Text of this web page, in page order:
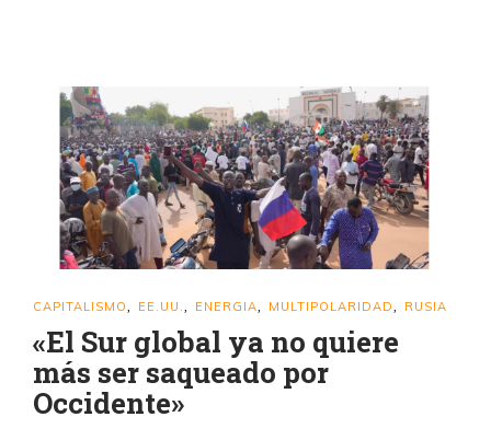
CAPITALISMO EE.UU. ENERGIA MULTIPOLARIDAD RUSIA
«El Sur global ya no quiere
más ser saqueado por
Occidente»